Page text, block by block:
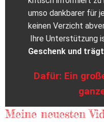
umso dankbarer für
keinen Verzicht
Ihre Unterstützung
Geschenk und
Dafür: Ein
Meine neuesten